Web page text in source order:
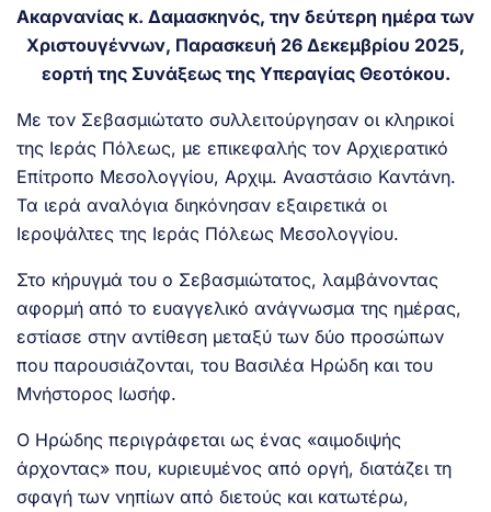
Ακαρνανίας κ. Δαμασκηνός, την δεύτερη ημέρα των
Χριστουγέννων, Παρασκευή 26 Δεκεμβρίου 2025,
εορτή της Συνάξεως της Υπεραγίας Θεοτόκου.
Με τον Σεβασμιώτατο συλλειτούργησαν οι κληρικοί
της Ιεράς Πόλεως, με επικεφαλής τον Αρχιερατικό
Επίτροπο Μεσολογγίου, Αρχιμ. Αναστάσιο Καντάνη.
Τα ιερά αναλόγια διηκόνησαν εξαιρετικά οι
Ιεροψάλτες της Ιεράς Πόλεως Μεσολογγίου.
Στο κήρυγμά του ο Σεβασμιώτατος, λαμβάνοντας
αφορμή από το ευαγγελικό ανάγνωσμα της ημέρας,
εστίασε στην αντίθεση μεταξύ των δύο προσώπων
που παρουσιάζονται, του Βασιλέα Ηρώδη και του
Μνήστορος Ιωσήφ.
Ο Ηρώδης περιγράφεται ως ένας «αιμοδιψής
άρχοντας» που, κυριευμένος από οργή, διατάζει τη
σφαγή των νηπίων από διετούς και κατωτέρω,